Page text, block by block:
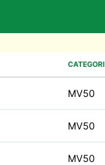
CATEGORI
MV50
MV50
MV50